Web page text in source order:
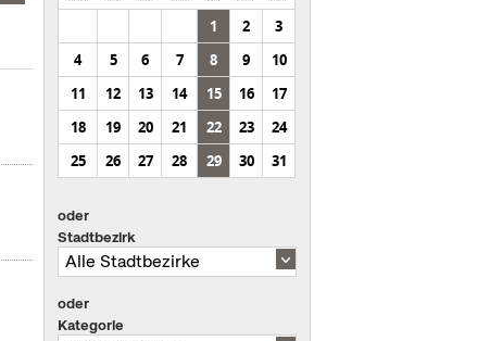
1
2
3
4
5 6 7 8 9
10
11
12 13 14 15 16
17
18
19 20 21 22 23
24
25
26 27 28 29 30 31
oder
Stadtbezirk
oder
Kategorie